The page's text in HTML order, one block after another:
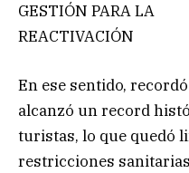
GESTIÓN PARA LA
REACTIVACIÓN
En ese sentido,
alcanzó un record
turistas, lo que quedó
restricciones